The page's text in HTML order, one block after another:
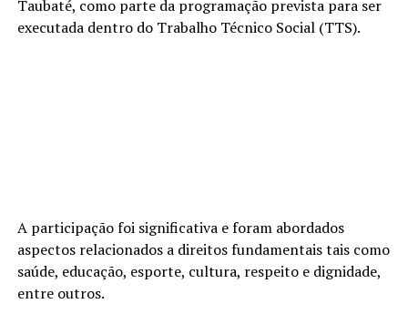
Taubaté, como parte da programação prevista para ser
executada dentro do Trabalho Técnico Social (TTS).
A participação foi significativa e foram abordados
aspectos relacionados a direitos fundamentais tais como
saúde, educação, esporte, cultura, respeito e dignidade,
entre outros.